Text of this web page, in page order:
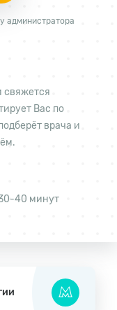
администратора
свяжется
Вас по
врача и
40 минут